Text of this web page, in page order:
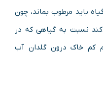
باید مرطوب بماند، چون
نسبت به گیاهی که در
کم خاک درون گلدان آب